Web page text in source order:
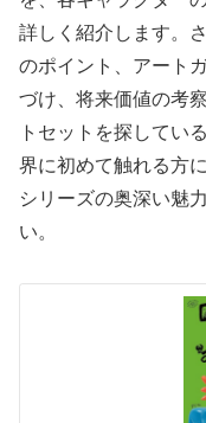
詳しく紹介します。
のポイント、アート
づけ、将来価値の考
トセットを探してい
界に初めて触れる方
シリーズの奥深い魅
い。